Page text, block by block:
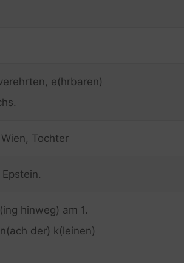
e(hrbaren)
Tochter
hinweg) am 1.
der) k(leinen)